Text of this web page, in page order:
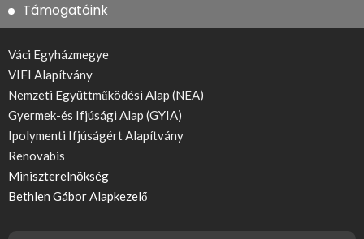
Támogatóink
Váci Egyházmegye
VIFI Alapítvány
Nemzeti Együttműködési Alap (NEA)
Gyermek-és Ifjúsági Alap (GYIA)
Ipolymenti Ifjúságért Alapítvány
Renovabis
Miniszterelnökség
Bethlen Gábor Alapkezelő